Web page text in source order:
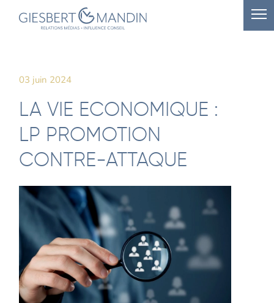
03 juin 2024
LA VIE ECONOMIQUE :
LP PROMOTION
CONTRE-ATTAQUE